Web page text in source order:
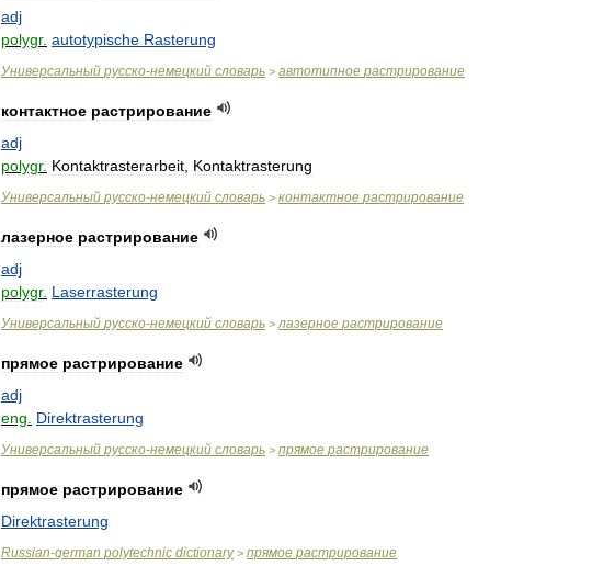
adj
polygr. autotypische Rasterung
Универсальный русско-немецкий словарь > автотипное растрирование
контактное растрирование
adj
polygr. Kontaktrasterarbeit Kontaktrasterung
Универсальный русско-немецкий словарь > контактное растрирование
лазерное растрирование
adj
polygr. Laserrasterung
Универсальный русско-немецкий словарь > лазерное растрирование
прямое растрирование
adj
eng
Direktrasterung
Универсальный русско-немецкий словарь > прямое растрирование
прямое растрирование
Direktrasterung
Russian-german polytechnic dictionary> прямое растрирование